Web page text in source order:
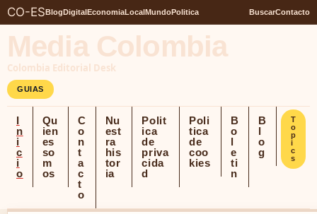
CO-ESBlogDigitalEconomiaLocalMundoPolitica BuscarContacto
Media Colombia
Colombia Editorial Desk
GUIAS
I
n
i
c
i
o
Qu
ien
es
so
m
os
C
o
n
t
a
c
t
o
Nu
est
ra
his
tor
ia
Polit
ica
de
priva
cida
d
Poli
tica
de
coo
kies
B
o
l
e
ti
n
B
l
o
g
T
o
p
i
c
s